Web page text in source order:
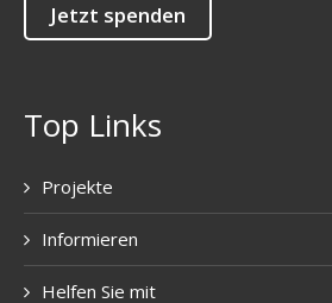
Jetzt spenden
Top Links
Projekte
Informieren
Helfen Sie mit